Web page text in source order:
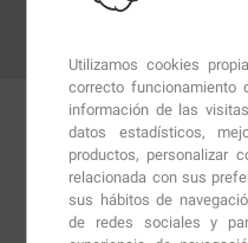
Utilizamos cookies
correcto funcionamiento
información de las
datos estadísticos,
productos, personalizar
relacionada con sus
sus hábitos de
de redes sociales y
Preguntas
Los Siropes Elevenfit